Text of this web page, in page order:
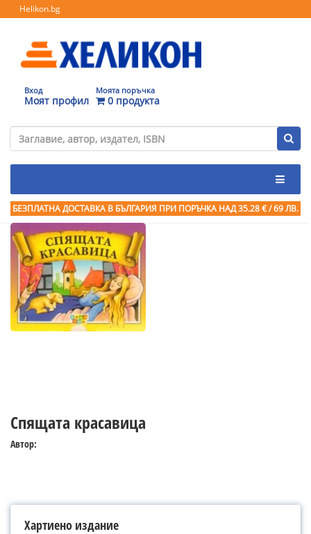
Helikon.bg
Вход
Моят профил
Моята поръчка
0 продукта
БЕЗПЛАТНА ДОСТАВКА В БЪЛГАРИЯ ПРИ ПОРЪЧКА НАД 35.28 € / 69 ЛВ.
Спящата красавица
Автор:
Хартиено издание